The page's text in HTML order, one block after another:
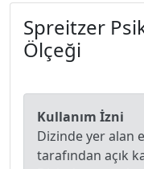
Spreitzer
Ölçeği
Kullanım İzni
Dizinde yer alan
tarafından açık